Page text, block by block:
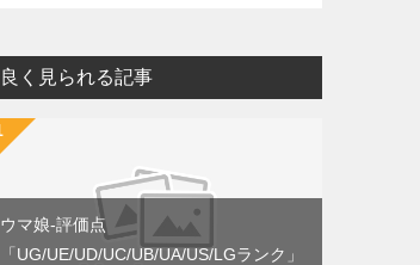
良く見られる記事
ウマ娘-評価点
「UG/UE/UD/UC/UB/UA/US/LGランク」